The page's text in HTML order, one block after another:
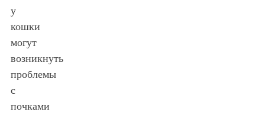
у
кошки
могут
возникнуть
проблемы
с
почками